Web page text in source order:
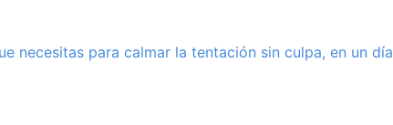
necesitas para calmar la tentación sin culpa, en un día